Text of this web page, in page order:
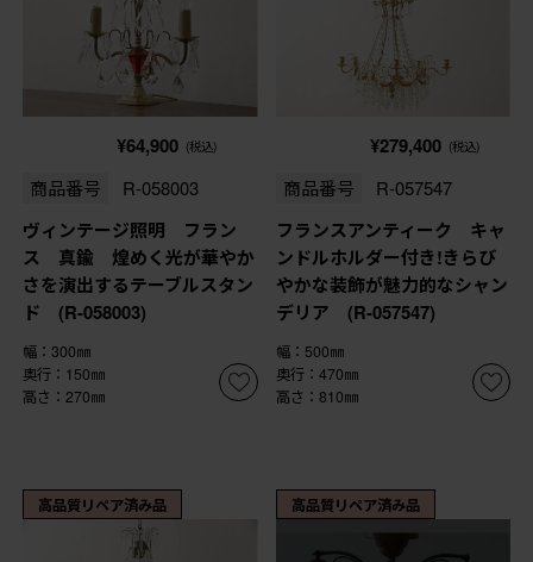
¥64,900 (税込)
商品番号 R-058003
ヴィンテージ照明 フラン
ス 真鍮 煌めく光が華やか
さを演出するテーブルスタン
ド (R-058003)
幅：300㎜
奥行：150㎜
高さ：270㎜
¥279,400 (税込)
商品番号 R-057547
フランスアンティーク キャ
ンドルホルダー付き!きらび
やかな装飾が魅力的なシャン
デリア (R-057547)
幅：500㎜
奥行：470㎜
高さ：810㎜
高品質リペア済み品 高品質リペア済み品